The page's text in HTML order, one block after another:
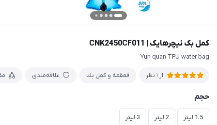
کمل بک نیچرهایک | CNK2450CF011
Yun quan TPU water bag
از 1 نظر قمقمه و كمل بك علاقه‌مندی
حجم
1.5 لیتر 2 لیتر 3 لیتر